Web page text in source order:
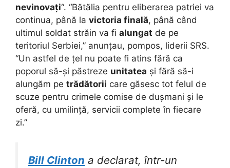
nevinovați“. “Bătălia pentru eliberarea patriei va
continua, până la victoria finală, până când
ultimul soldat străin va fi alungat de pe
teritoriul Serbiei,” anunțau, pompos, liderii SRS.
“Un astfel de țel nu poate fi atins fără ca
poporul să-și păstreze unitatea și fără să-i
alungăm pe trădătorii care găsesc tot felul de
scuze pentru crimele comise de dușmani și le
oferă, cu umilință, servicii complete în fiecare
zi.”
Bill Clinton a declarat, într-un